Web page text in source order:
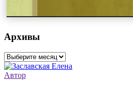
Архивы
Архивы
Автор